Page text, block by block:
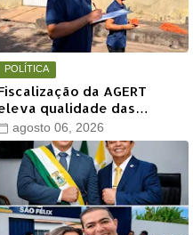
POLÍTICA
da AGERT
qualidade das
asfálticas
pela Águas de
agosto 06, 2026